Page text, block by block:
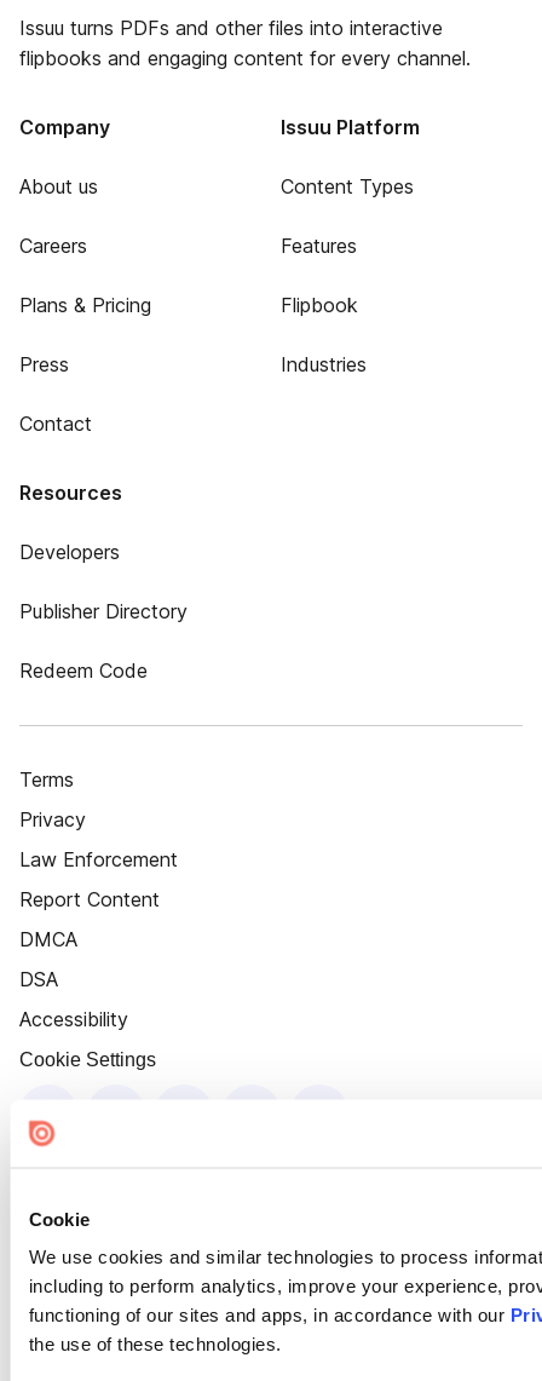
Cookie
We use cookies and similar technologies to process
including to perform analytics, improve your experience,
functioning of our sites and apps, in accordance with our
the use of these technologies.
Issuu turns PDFs and other files into interactive
flipbooks and engaging content for every channel.
Company
About us
Careers
Plans & Pricing
Press
Contact
Issuu Platform
Content Types
Features
Flipbook
Industries
Resources
Developers
Publisher Directory
Redeem Code
Terms
Privacy
Law Enforcement
Report Content
DMCA
DSA
Accessibility
Cookie Settings